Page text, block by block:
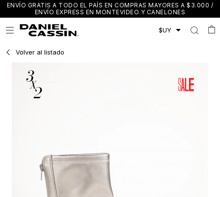
ENVÍO GRATIS A TODO EL PAÍS EN COMPRAS MAYORES A $3.000 /
ENVÍO EXPRESS EN MONTEVIDEO Y CANELONES

Volver al listado